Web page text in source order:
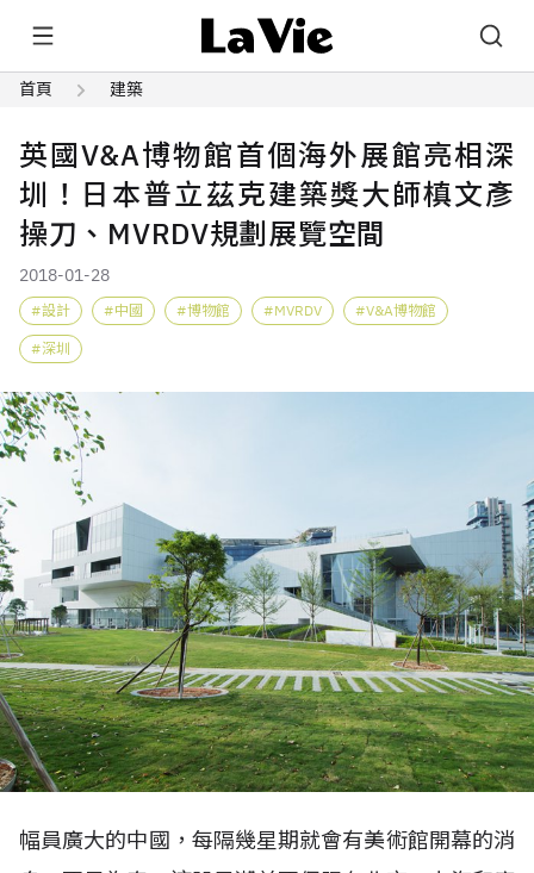
首頁 建築
英國V&A博物館首個海外展館亮相深
圳！日本普立茲克建築獎大師槙文彥
操刀、MVRDV規劃展覽空間
2018-01-28
設計 中國 博物館 MVRDV V&A博物館
深圳
幅員廣大的中國，每隔幾星期就會有美術館開幕的消